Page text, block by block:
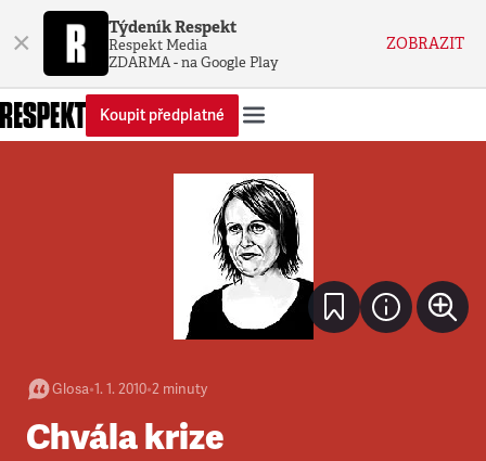
× Týdeník Respekt
Respekt Media
ZDARMA - na Google Play
ZOBRAZIT
Koupit předplatné
Glosa•1. 1. 2010•2 minuty
Chvála krize